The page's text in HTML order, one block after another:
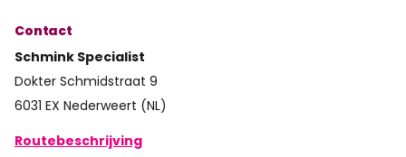
Contact
Schmink Specialist
Dokter Schmidstraat 9
6031 EX Nederweert (NL)
Routebeschrijving